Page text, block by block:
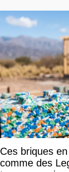
Notre
Ces briques
comme des